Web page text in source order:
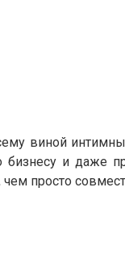
виной
и даже
просто